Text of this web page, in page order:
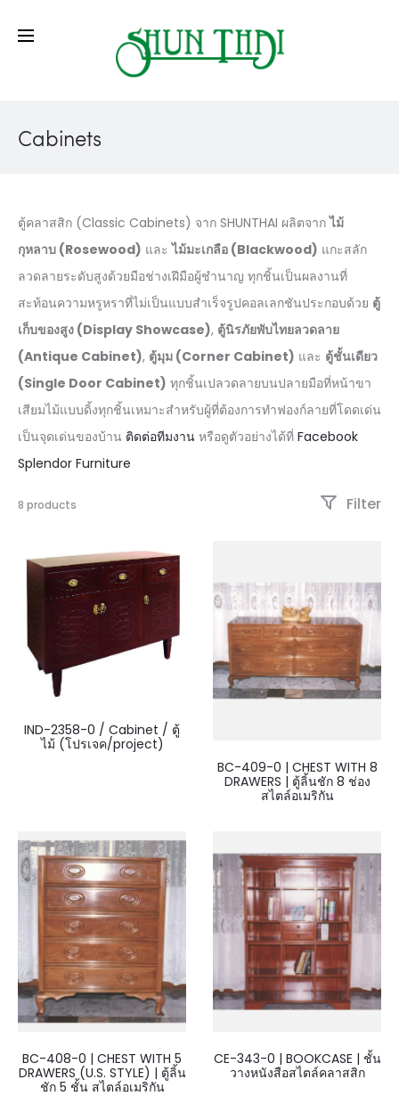
Cabinets
ตู้คลาสสิก (Classic Cabinets) จาก SHUNTHAI ผลิตจากไม้
กุหลาบ (Rosewood) และไม้มะเกลือ (Blackwood) แกะสลัก
ลวดลายระดับสูงด้วยมือช่างเฝีมือผู้ชำนาญ ทุกชิ้นเป็นผลงานที่
สะท้อนความหรูหราที่ไม่เป็นแบบสำเร็จรูปคอลเลกชันประกอบด้วย ตู้
เก็บของสูง (Display Showcase), ตู้นิรภัยพับไทยลวดลาย
(Antique Cabinet), ตู้มุม (Corner Cabinet) และ ตู้ชั้นเดียว
(Single Door Cabinet) ทุกชิ้นเปลวดลายบนปลายมือที่หน้าขา
เสียมไม้แบบดิ้งทุกชิ้นเหมาะสำหรับผู้ที่ต้องการทำฟองก์ลายที่โดดเด่น
เป็นจุดเด่นของบ้าน ติดต่อทีมงาน หรือดูตัวอย่างได้ที่ Facebook
Splendor Furniture
8 products Filter
IND-2358-0 / Cabinet / ตู้
ไม้ (โปรเจค/project)
BC-409-0 | CHEST WITH 8
DRAWERS | ตู้ลิ้นชัก 8 ช่อง
สไตล์อเมริกัน
BC-408-0 | CHEST WITH 5
DRAWERS (U.S. STYLE) | ตู้ลิ้น
ชัก 5 ชั้น สไตล์อเมริกัน
CE-343-0 | BOOKCASE | ชั้น
วางหนังสือสไตล์คลาสสิก